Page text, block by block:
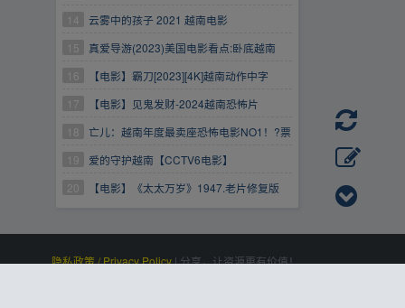
14
云雾中的孩子 2021 越南电影
15
真爱导游(2023)美国电影看点:卧底越南
16
【电影】霸刀[2023][4K]越南动作中字
17
【电影】见鬼发财-2024越南恐怖片
18
亡儿：越南年度最卖座恐怖电影NO1！?票
房破248億越南盾！【亡儿】2023
19
爱的守护越南【CCTV6电影】
20
【电影】《太太万岁》1947.老片修复版
隐私政策 / Privacy Policy|分享，让资源更有价值！